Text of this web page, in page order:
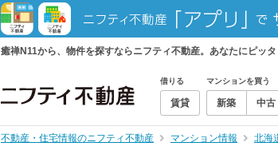
癒禅N11から、物件を探すならニフティ不動産。あなたにピッタ
借りる
賃貸
マンションを買う
新築 中古
不動産・住宅情報のニフティ不動産 マンション情報 北海